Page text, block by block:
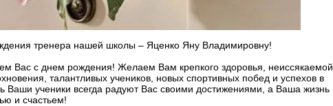
тренера нашей школы – Яценко Яну Владимировну!
Вас с днем рождения! Желаем Вам крепкого здоровья, неиссякаемой
талантливых учеников, новых спортивных побед и успехов в
Ваши ученики всегда радуют Вас своими достижениями, а Ваша жизнь
и счастьем!